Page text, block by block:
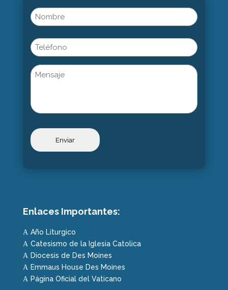
Name
(Obligatorio)
Phone
Untitled
Enlaces Importantes:
A Año Liturgico
A Catesismo de la Iglesia Catolica
A Diocesis de Des Moines
A Emmaus House Des Moines
A Página Oficial del Vaticano